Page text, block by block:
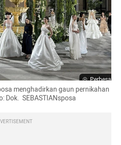
Perbesar
menghadirkan gaun pernikahan
Dok.  SEBASTIANsposa